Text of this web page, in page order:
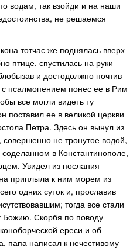
водам, так взойди и на наши
не решаемся
тотчас же поднялась вверх
птице, спустилась на руки
и достодолжно почтив
псалмопением понес ее в Рим
все могли видеть ту
поставил ее в великой церкви
Петра. Здесь он вынул из
не тронутое водой,
в Константинополе,
Увидел из послания
приплыла к ним морем из
одних суток и, прославив
тогда все стали
Божию. Скорбя по поводу
ереси и об
папа написал к нечестивому